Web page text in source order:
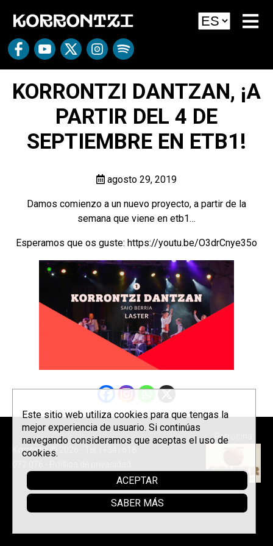
KORRONTZI DANTZAN, ¡A
PARTIR DEL 4 DE
SEPTIEMBRE EN ETB1!
agosto 29, 2019
Damos comienzo a un nuevo proyecto, a partir de la
semana que viene en etb1…
Esperamos que os guste: https://youtu.be/O3drCnye35o
Korrontzi © 2026 - Tel. (+34) 618
Patrocina
Este sitio web utiliza cookies para que tengas la
mejor experiencia de usuario. Si continúas
navegando consideramos que aceptas el uso de
cookies.
ACEPTAR
SABER MÁS